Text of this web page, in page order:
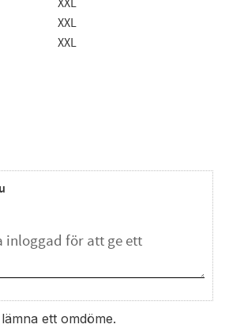
XXL
XXL
XXL
ett omdöme.